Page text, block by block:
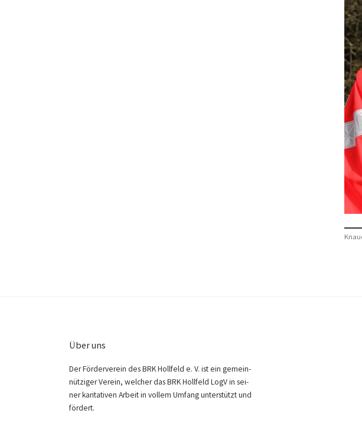
Über uns
Der För­der­ver­ein des BRK Holl­feld e. V. ist ein gemein­
nüt­zi­ger Ver­ein, wel­cher das BRK Holl­feld LogV in sei­
ner kari­ta­ti­ven Arbeit in vol­lem Umfang unter­stützt und
fördert.